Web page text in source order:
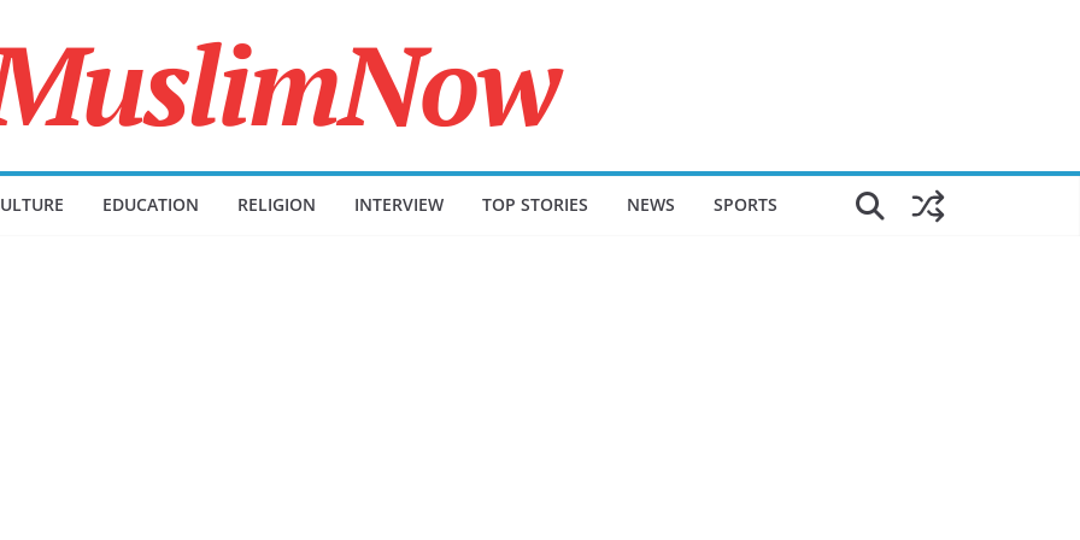
EDUCATION RELIGION INTERVIEW TOP STORIES NEWS SPORTS